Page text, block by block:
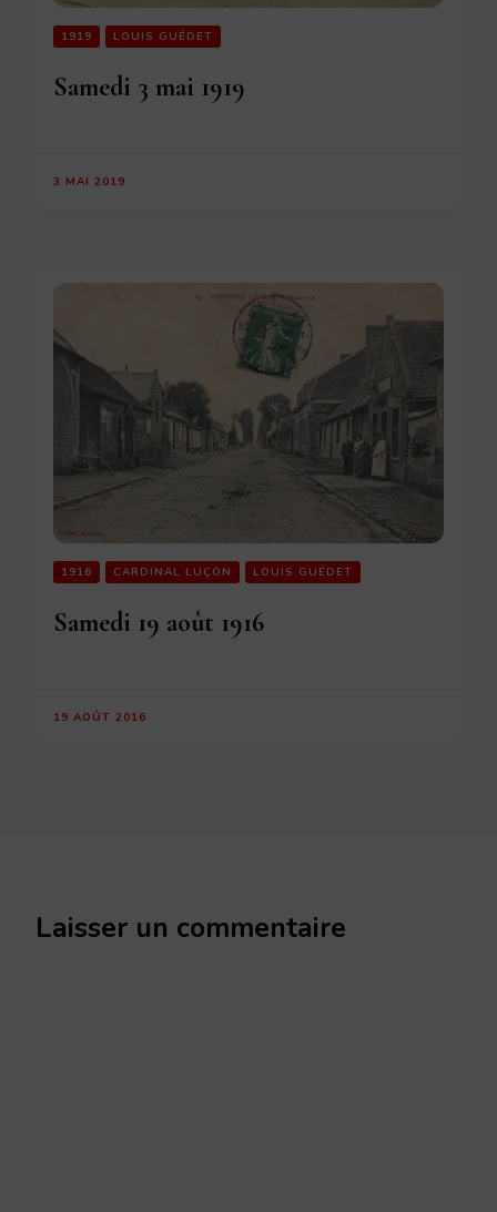
1919 LOUIS GUÉDET
Samedi 3 mai 1919
3 MAI 2019
1916 CARDINAL LUÇON LOUIS GUÉDET
Samedi 19 août 1916
19 AOÛT 2016
Laisser un commentaire